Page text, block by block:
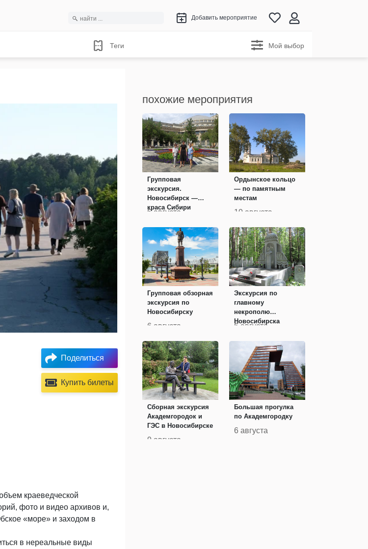
Добавить мероприятие
Теги Мой выбор
Поделиться
Купить билеты
краеведческой
фото и видео архивов и,
«море» и заходом в
в нереальные виды
похожие мероприятия
Групповая
экскурсия.
Новосибирск —
краса Сибири
6 августа
Ордынское кольцо
— по памятным
местам
10 августа
Групповая обзорная
экскурсия по
Новосибирску
6 августа
Экскурсия по
главному
некрополю
Новосибирска
6 августа
Сборная экскурсия
Академгородок и
ГЭС в Новосибирске
9 августа
Большая прогулка
по Академгородку
6 августа